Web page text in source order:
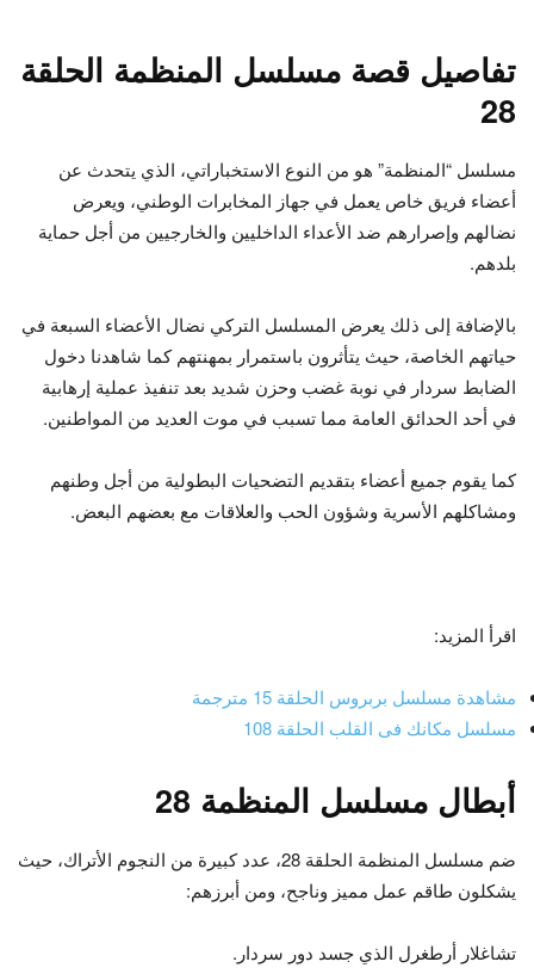
تفاصيل قصة مسلسل المنظمة الحلقة
28
مسلسل “المنظمة” هو من النوع الاستخباراتي، الذي يتحدث عن
أعضاء فريق خاص يعمل في جهاز المخابرات الوطني، ويعرض
نضالهم وإصرارهم ضد الأعداء الداخليين والخارجيين من أجل حماية
بلدهم.
بالإضافة إلى ذلك يعرض المسلسل التركي نضال الأعضاء السبعة في
حياتهم الخاصة، حيث يتأثرون باستمرار بمهنتهم كما شاهدنا دخول
الضابط سردار في نوبة غضب وحزن شديد بعد تنفيذ عملية إرهابية
في أحد الحدائق العامة مما تسبب في موت العديد من المواطنين.
كما يقوم جميع أعضاء بتقديم التضحيات البطولية من أجل وطنهم
ومشاكلهم الأسرية وشؤون الحب والعلاقات مع بعضهم البعض.
اقرأ المزيد:
مشاهدة مسلسل بربروس الحلقة 15 مترجمة
مسلسل مكانك فى القلب الحلقة 108
أبطال مسلسل المنظمة 28
ضم مسلسل المنظمة الحلقة 28، عدد كبيرة من النجوم الأتراك، حيث
يشكلون طاقم عمل مميز وناجح، ومن أبرزهم:
تشاغلار أرطغرل الذي جسد دور سردار.